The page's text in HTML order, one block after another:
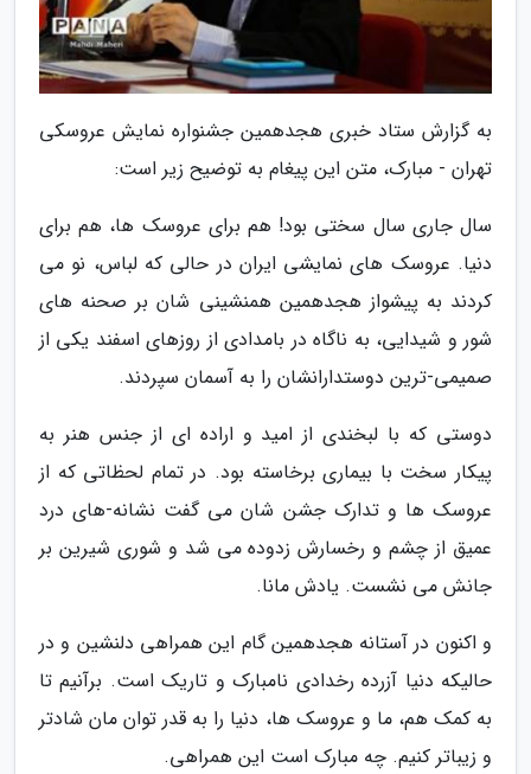
به گزارش ستاد خبری هجدهمین جشنواره نمایش عروسکی
تهران - مبارک، متن این پیغام به توضیح زیر است:
سال جاری سال سختی بود! هم برای عروسک ها، هم برای
دنیا. عروسک های نمایشی ایران در حالی که لباس، نو می
کردند به پیشواز هجدهمین همنشینی شان بر صحنه های
شور و شیدایی، به ناگاه در بامدادی از روزهای اسفند یکی از
صمیمی-ترین دوستدارانشان را به آسمان سپردند.
دوستی که با لبخندی از امید و اراده ای از جنس هنر به
پیکار سخت با بیماری برخاسته بود. در تمام لحظاتی که از
عروسک ها و تدارک جشن شان می گفت نشانه-های درد
عمیق از چشم و رخسارش زدوده می شد و شوری شیرین بر
جانش می نشست. یادش مانا.
و اکنون در آستانه هجدهمین گام این همراهی دلنشین و در
حالیکه دنیا آزرده رخدادی نامبارک و تاریک است. برآنیم تا
به کمک هم، ما و عروسک ها، دنیا را به قدر توان مان شادتر
و زیباتر کنیم. چه مبارک است این همراهی.